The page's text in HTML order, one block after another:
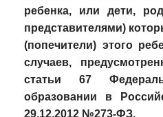
ребенка, или дети,
представителями)
(попечители) этого
случаев,
статьи 67
образовании в
29.12.2012 №273-ФЗ.